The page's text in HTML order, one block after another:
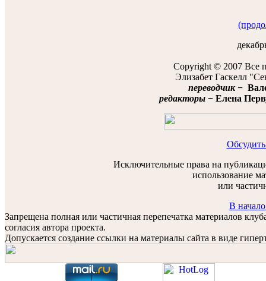
Copyright © 2007 Все
Элизабет Гаскелл
переводчик−
редакторы− Елена
Исключительные права на
использование
или
В
Запрещена полная или частичная перепечатка материалов
согласия автора проекта.
Допускается создание ссылки на материалы сайта в виде